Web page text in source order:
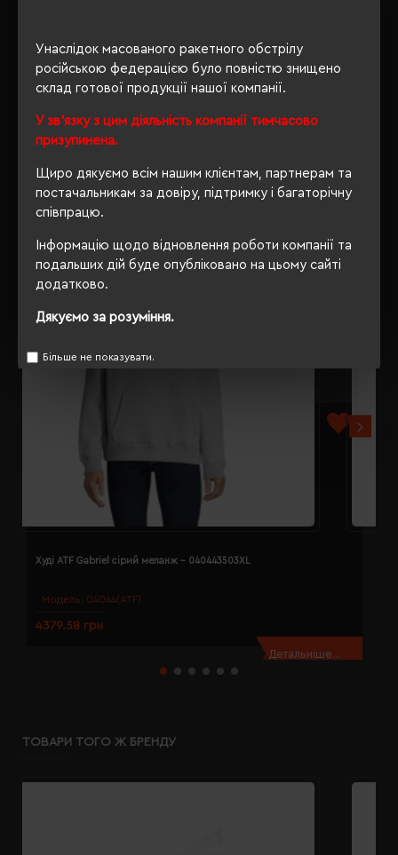
Унаслідок масованого ракетного обстрілу
російською федерацією було повністю знищено
склад готової продукції нашої компанії.
У зв'язку з цим діяльність компанії тимчасово
призупинена.
Щиро дякуємо всім нашим клієнтам, партнерам та
постачальникам за довіру, підтримку і багаторічну
співпрацю.
Інформацію щодо відновлення роботи компанії та
подальших дій буде опубліковано на цьому сайті
додатково.
Дякуємо за розуміння.
Більше не показувати.
ВІДГУКИ
РЕКОМЕНДУЄМО
Модель: 04044(ATF)
Худі ATF Gabriel сірий меланж - 040443503XL
4379.58 грн
Детальніше...
ТОВАРИ ТОГО Ж БРЕНДУ